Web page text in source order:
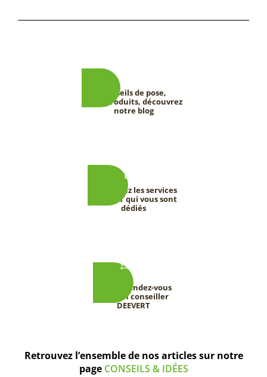
Conseils de pose,
tests produits, découvrez
notre blog
Découvrez les services
DEEVERT qui vous sont
dédiés
Prenez rendez-vous
avec un conseiller
DEEVERT
Retrouvez l’ensemble de nos articles sur notre
page CONSEILS & IDÉES